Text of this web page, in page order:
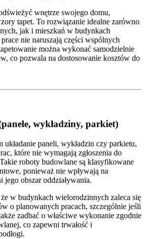
wnętrze swojego domu,
tapet. To rozwiązanie idealne zarówno
jak i mieszkań w budynkach
nie naruszają części wspólnych
można wykonać samodzielnie
co pozwala na dostosowanie kosztów do
wykładziny, parkiet)
układanie paneli, wykładzin czy parkietu,
które nie wymagają zgłoszenia do
roboty budowlane są klasyfikowane
ponieważ nie wpływają na
obszar oddziaływania.
w budynkach wielorodzinnych zaleca się
o planowanych pracach, szczególnie jeśli
zadbać o właściwe wykonanie zgodnie
co zapewni trwałość i